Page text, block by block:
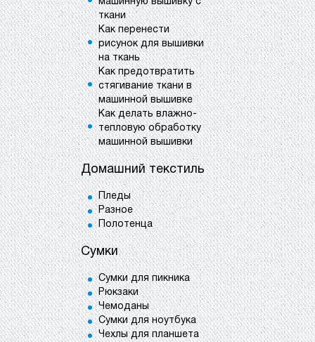
ткани
Как перенести
рисунок для вышивки
на ткань
Как предотвратить
стягивание ткани в
машинной вышивке
Как делать влажно-
тепловую обработку
машинной вышивки
Домашний текстиль
Пледы
Разное
Полотенца
Сумки
Сумки для пикника
Рюкзаки
Чемоданы
Сумки для ноутбука
Чехлы для планшета